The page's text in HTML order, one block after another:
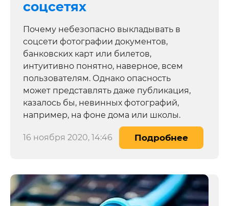
соцсетях
Почему небезопасно выкладывать в
соцсети фотографии документов,
банковских карт или билетов,
интуитивно понятно, наверное, всем
пользователям. Однако опасность
может представлять даже публикация,
казалось бы, невинных фотографий,
например, на фоне дома или школы.
16 ноября 2020, 14:46 Подробнее